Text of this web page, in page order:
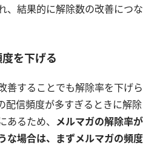
、結果的に解除数の改善につな
を下げる
善することでも解除率を下げら
配信頻度が多すぎるときに解除
あるため、
メルマガの解除率が
な場合は、まずメルマガの頻度